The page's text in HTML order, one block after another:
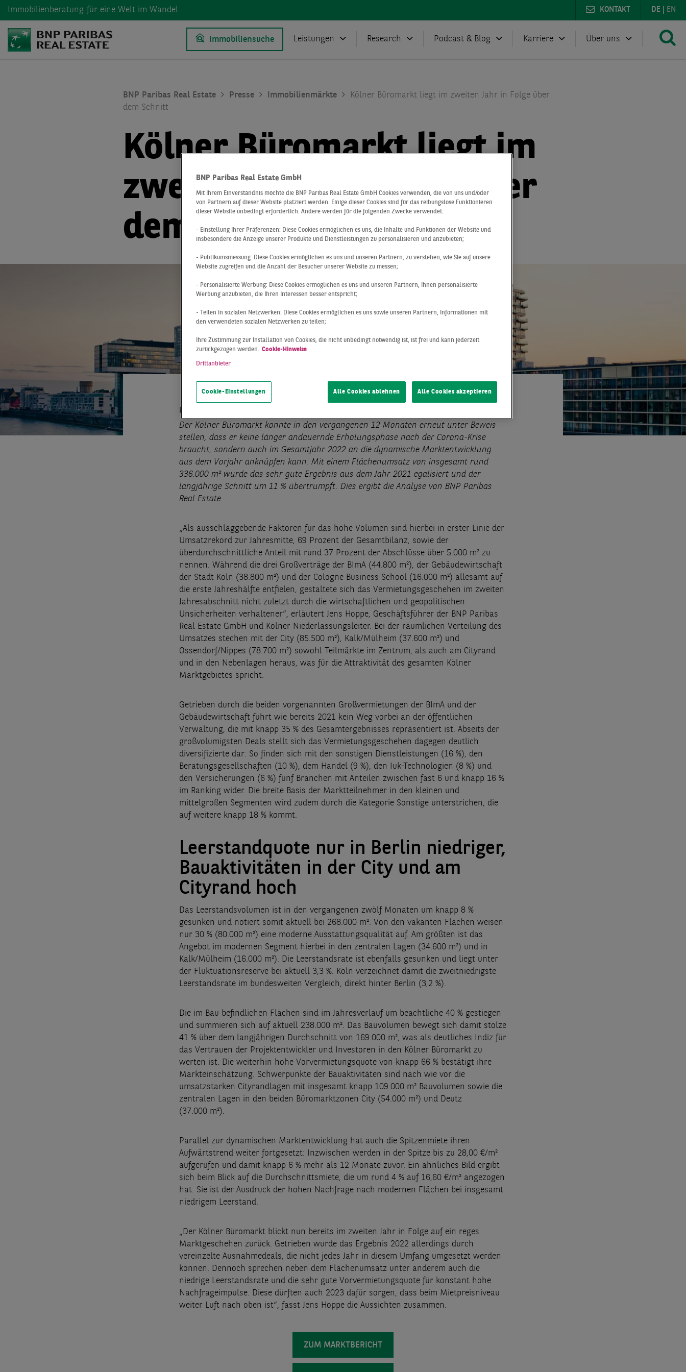
Immobilienberatung für eine Welt im Wandel DE EN
KONTAKT
Immobiliensuche Leistungen Research Podcast & Blog Karriere Über uns
BNP Paribas Real Estate Presse Immobilienmärkte
Kölner Büromarkt liegt im zweiten Jahr in Folge über
dem Schnitt
Kölner Büromarkt liegt im
zweiten Jahr in Folge über
dem Schnitt
Der Kölner Büromarkt konnte in den vergangenen 12 Monaten erneut unter Beweis
stellen, dass er keine länger andauernde Erholungsphase nach der Corona-Krise
braucht, sondern auch im Gesamtjahr 2022 an die dynamische Marktentwicklung
aus dem Vorjahr anknüpfen kann: Mit einem Flächenumsatz von insgesamt rund
336.000 m² wurde das sehr gute Ergebnis aus dem Jahr 2021 egalisiert und der
langjährige Schnitt um 11 % übertrumpft. Dies ergibt die Analyse von BNP Paribas
Real Estate.
„Als ausschlaggebende Faktoren für das hohe Volumen sind hierbei in erster Linie der
Umsatzrekord zur Jahresmitte, 69 Prozent der Gesamtbilanz, sowie der
überdurchschnittliche Anteil mit rund 37 Prozent der Abschlüsse über 5.000 m² zu
nennen. Während die drei Großverträge der BImA (44.800 m²), der Gebäudewirtschaft
der Stadt Köln (38.800 m²) und der Cologne Business School (16.000 m²) allesamt auf
die erste Jahreshälfte entfielen, gestaltete sich das Vermietungsgeschehen im zweiten
Jahresabschnitt nicht zuletzt durch die wirtschaftlichen und geopolitischen
Unsicherheiten verhaltener“, erläutert Jens Hoppe, Geschäftsführer der BNP Paribas
Real Estate GmbH und Kölner Niederlassungsleiter. Bei der räumlichen Verteilung des
Umsatzes stechen mit der City (85.500 m²), Kalk/Mülheim (37.600 m²) und
Ossendorf/Nippes (78.700 m²) sowohl Teilmärkte im Zentrum, als auch am Cityrand
und in den Nebenlagen heraus, was für die Attraktivität des gesamten Kölner
Marktgebietes spricht.
Getrieben durch die beiden vorgenannten Großvermietungen der BImA und der
Gebäudewirtschaft führt wie bereits 2021 kein Weg vorbei an der öffentlichen
Verwaltung, die mit knapp 35 % des Gesamtergebnisses repräsentiert ist. Abseits der
großvolumigsten Deals stellt sich das Vermietungsgeschehen dagegen deutlich
diversifizierte dar: So finden sich mit den sonstigen Dienstleistungen (16 %), den
Beratungsgesellschaften (10 %), dem Handel (9 %), den Iuk-Technologien (8 %) und
den Versicherungen (6 %) fünf Branchen mit Anteilen zwischen fast 6 und knapp 16 %
im Ranking wider. Die breite Basis der Marktteilnehmer in den kleinen und
mittelgroßen Segmenten wird zudem durch die Kategorie Sonstige unterstrichen, die
auf weitere knapp 18 % kommt.
Leerstandquote nur in Berlin niedriger,
Bauaktivitäten in der City und am
Cityrand hoch
Das Leerstandsvolumen ist in den vergangenen zwölf Monaten um knapp 8 %
gesunken und notiert somit aktuell bei 268.000 m². Von den vakanten Flächen weisen
nur 30 % (80.000 m²) eine moderne Ausstattungsqualität auf. Am größten ist das
Angebot im modernen Segment hierbei in den zentralen Lagen (34.600 m²) und in
Kalk/Mülheim (16.000 m²). Die Leerstandsrate ist ebenfalls gesunken und liegt unter
der Fluktuationsreserve bei aktuell 3,3 %. Köln verzeichnet damit die zweitniedrigste
Leerstandsrate im bundesweiten Vergleich, direkt hinter Berlin (3,2 %).
Die im Bau befindlichen Flächen sind im Jahresverlauf um beachtliche 40 % gestiegen
und summieren sich auf aktuell 238.000 m². Das Bauvolumen bewegt sich damit stolze
41 % über dem langjährigen Durchschnitt von 169.000 m², was als deutliches Indiz für
das Vertrauen der Projektentwickler und Investoren in den Kölner Büromarkt zu
werten ist. Die weiterhin hohe Vorvermietungsquote von knapp 66 % bestätigt ihre
Markteinschätzung. Schwerpunkte der Bauaktivitäten sind nach wie vor die
umsatzstarken Cityrandlagen mit insgesamt knapp 109.000 m² Bauvolumen sowie die
zentralen Lagen in den beiden Büromarktzonen City (54.000 m²) und Deutz
(37.000 m²).
Parallel zur dynamischen Marktentwicklung hat auch die Spitzenmiete ihren
Aufwärtstrend weiter fortgesetzt: Inzwischen werden in der Spitze bis zu 28,00 €/m²
aufgerufen und damit knapp 6 % mehr als 12 Monate zuvor. Ein ähnliches Bild ergibt
sich beim Blick auf die Durchschnittsmiete, die um rund 4 % auf 16,60 €/m² angezogen
hat. Sie ist der Ausdruck der hohen Nachfrage nach modernen Flächen bei insgesamt
niedrigem Leerstand.
„Der Kölner Büromarkt blickt nun bereits im zweiten Jahr in Folge auf ein reges
Marktgeschehen zurück. Getrieben wurde das Ergebnis 2022 allerdings durch
vereinzelte Ausnahmedeals, die nicht jedes Jahr in diesem Umfang umgesetzt werden
können. Dennoch sprechen neben dem Flächenumsatz unter anderem auch die
niedrige Leerstandsrate und die sehr gute Vorvermietungsquote für konstant hohe
Nachfrageimpulse. Diese dürften auch 2023 dafür sorgen, dass beim Mietpreisniveau
weiter Luft nach oben ist“, fasst Jens Hoppe die Aussichten zusammen.
ZUM MARKTBERICHT
BNP Paribas Real Estate GmbH
Mit Ihrem Einverständnis möchte die BNP Paribas Real Estate GmbH Cookies verwenden, die von uns und/oder
von Partnern auf dieser Website platziert werden. Einige dieser Cookies sind für das reibungslose Funktionieren
dieser Website unbedingt erforderlich. Andere werden für die folgenden Zwecke verwendet:
- Einstellung Ihrer Präferenzen: Diese Cookies ermöglichen es uns, die Inhalte und Funktionen der Website und
insbesondere die Anzeige unserer Produkte und Dienstleistungen zu personalisieren und anzubieten;
- Publikumsmessung: Diese Cookies ermöglichen es uns und unseren Partnern, zu verstehen, wie Sie auf unsere
Website zugreifen und die Anzahl der Besucher unserer Website zu messen;
- Personalisierte Werbung: Diese Cookies ermöglichen es uns und unseren Partnern, Ihnen personalisierte
Werbung anzubieten, die Ihren Interessen besser entspricht;
- Teilen in sozialen Netzwerken: Diese Cookies ermöglichen es uns sowie unseren Partnern, Informationen mit
den verwendeten sozialen Netzwerken zu teilen;
Ihre Zustimmung zur Installation von Cookies, die nicht unbedingt notwendig ist, ist frei und kann jederzeit
zurückgezogen werden. Cookie-Hinweise
Drittanbieter
Cookie-Einstellungen Alle Cookies ablehnen Alle Cookies akzeptieren